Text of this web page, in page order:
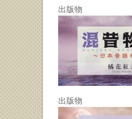
出版物
出版物